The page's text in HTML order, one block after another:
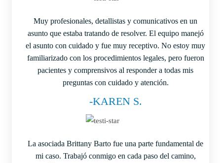
Muy profesionales, detallistas y comunicativos en un
asunto que estaba tratando de resolver. El equipo manejó
el asunto con cuidado y fue muy receptivo. No estoy muy
familiarizado con los procedimientos legales, pero fueron
pacientes y comprensivos al responder a todas mis
preguntas con cuidado y atención.
-KAREN S.
La asociada Brittany Barto fue una parte fundamental de
mi caso. Trabajó conmigo en cada paso del camino,